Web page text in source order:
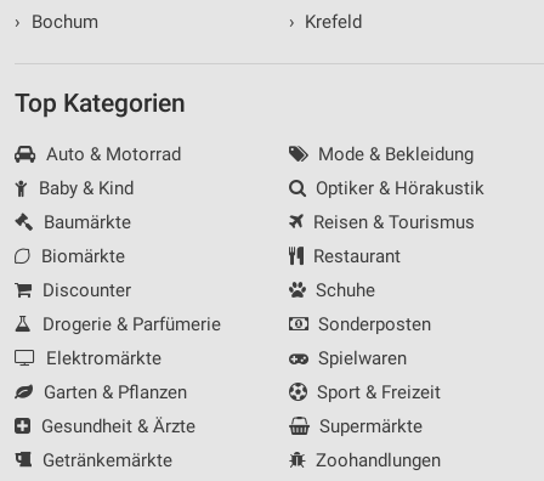
›
Bochum
› Krefeld
Top Kategorien
Auto & Motorrad
Baby & Kind
Baumärkte
Biomärkte
Discounter
Drogerie & Parfümerie
Elektromärkte
Garten & Pflanzen
Gesundheit & Ärzte
Getränkemärkte
Mode & Bekleidung
Optiker & Hörakustik
Reisen & Tourismus
Restaurant
Schuhe
Sonderposten
Spielwaren
Sport & Freizeit
Supermärkte
Zoohandlungen